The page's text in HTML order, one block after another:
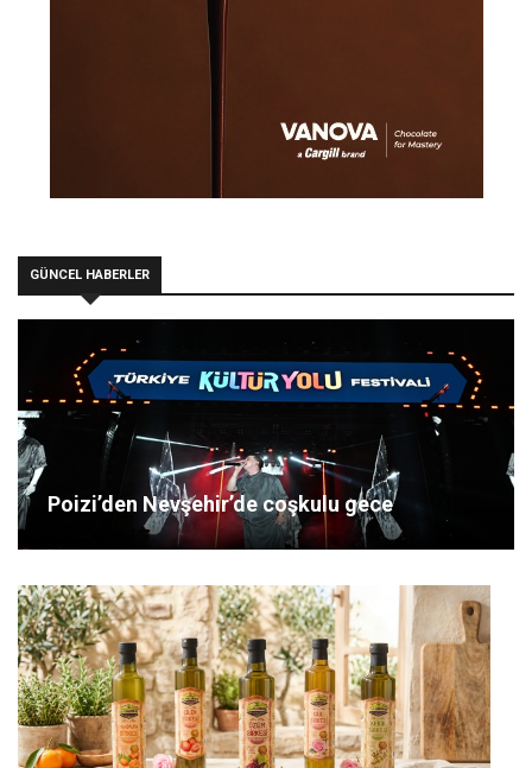
GÜNCEL HABERLER
Poizi’den Nevşehir’de coşkulu gece